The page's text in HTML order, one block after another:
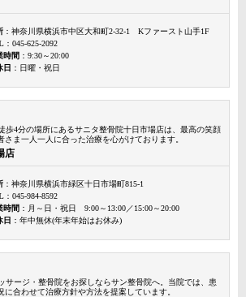
：神奈川県横浜市中区大和町2-32-1 Kファースト山手1F
：045-625-2092
時間 ：9:30～20:00
日 ：日曜・祝日
歩4分の場所にあるサニタ整骨院十日市場店は、最高の笑顔
さま一人一人に合った治療を心がけております。
店
：神奈川県横浜市緑区十日市場町815-1
：045-984-8592
時間 ：月～日・祝日 9:00～13:00／15:00～20:00
日 ：年中無休(年末年始はお休み)
サージ・整骨院をお探しならサン整骨院へ。当院では、患
合わせて治療方針や方法を提案しています。